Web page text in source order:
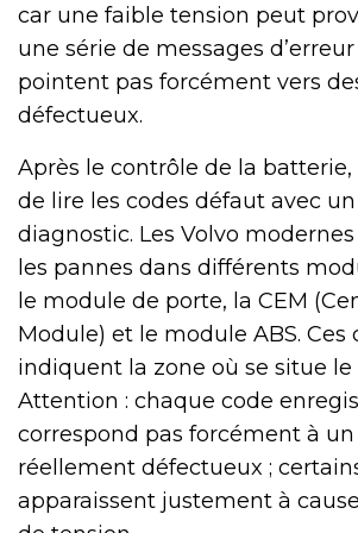
car une faible tension peut
une série de messages
pointent pas forcément vers
défectueux.
Après le contrôle de la
de lire les codes défaut avec
diagnostic. Les Volvo
les pannes dans différents
le module de porte, la CEM
Module) et le module ABS. Ces
indiquent la zone où se situe le
Attention : chaque code
correspond pas forcément à
réellement défectueux ;
apparaissent justement à